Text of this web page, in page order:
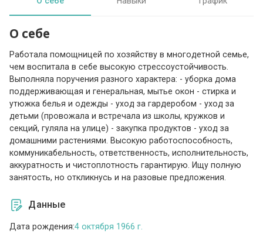
О себе
Работала помощницей по хозяйству в многодетной семье,
чем воспитала в себе высокую стрессоустойчивость.
Выполняла поручения разного характера: - уборка дома
поддерживающая и генеральная, мытье окон - стирка и
утюжка белья и одежды - уход за гардеробом - уход за
детьми (провожала и встречала из школы, кружков и
секций, гуляла на улице) - закупка продуктов - уход за
домашними растениями. Высокую работоспособность,
коммуникабельность, ответственность, исполнительность,
аккуратность и чистоплотность гарантирую. Ищу полную
занятость, но откликнусь и на разовые предложения.
Данные
Дата рождения:4 октября 1966 г.